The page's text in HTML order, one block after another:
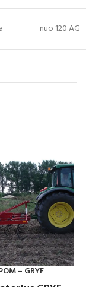
nuo 120 AG
– GRYF